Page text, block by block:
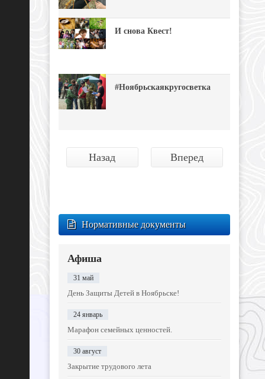
И снова Квест!
#Ноябрьскаякругосветка
Назад Вперед
Нормативные документы
Афиша
31 май
День Защиты Детей в Ноябрьске!
24 январь
Марафон семейных ценностей.
30 август
Закрытие трудового лета